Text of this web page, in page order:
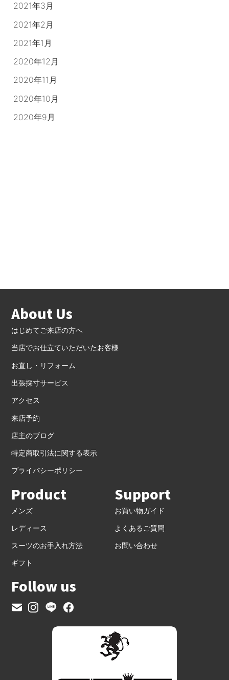
2021年3月
2021年2月
2021年1月
2020年12月
2020年11月
2020年10月
2020年9月
About Us
はじめてご来店の方へ
当店でお仕立ていただいたお客様
お直し・リフォーム
出張採寸サービス
アクセス
来店予約
店主のブログ
特定商取引法に関する表示
プライバシーポリシー
Product
メンズ
レディース
スーツのお手入れ方法
ギフト
Support
お買い物ガイド
よくあるご質問
お問い合わせ
Follow us